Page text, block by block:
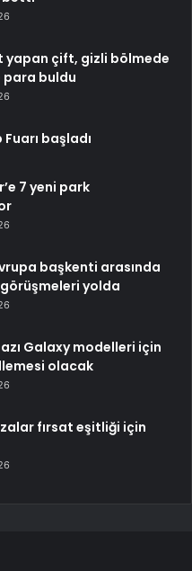
yapan çift, gizli bölmede
buldu
başladı
7 yeni park
başkenti arasında
yolda
Galaxy modelleri için
olacak
fırsat eşitliği için